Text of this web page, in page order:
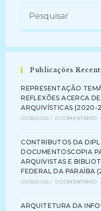
Publicações
REPRESENTAÇÃO
REFLEXÕES ACERCA
ARQUIVÍSTICAS (2020-
03/08/2026 / 0 COMENTÁRIO
CONTRIBUTOS DA
DOCUMENTOSCOPIA
ARQUIVISTAS E
FEDERAL DA PARAÍBA
03/08/2026 / 0 COMENTÁRIO
ARQUITETURA DA